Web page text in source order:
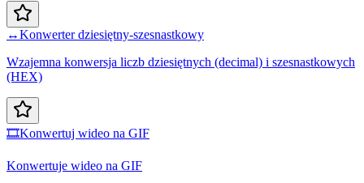
↔️Konwerter dziesiętny-szesnastkowy
Wzajemna konwersja liczb dziesiętnych (decimal) i szesnastkowych
(HEX)
🎞️Konwertuj wideo na GIF
Konwertuje wideo na GIF